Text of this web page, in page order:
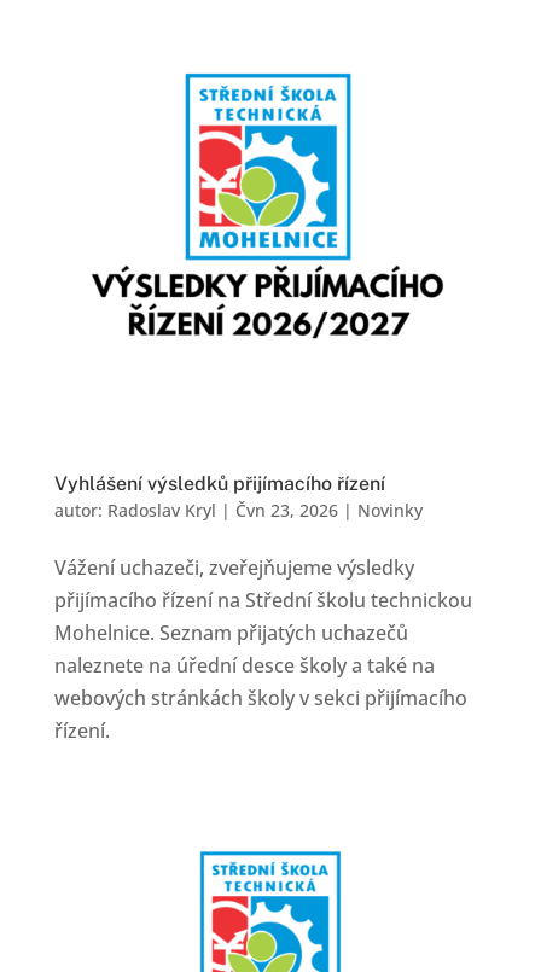
Vyhlášení výsledků přijímacího řízení
autor: Radoslav Kryl | Čvn 23, 2026| Novinky
Vážení uchazeči, zveřejňujeme výsledky
přijímacího řízení na Střední školu technickou
Mohelnice. Seznam přijatých uchazečů
naleznete na úřední desce školy a také na
webových stránkách školy v sekci přijímacího
řízení.